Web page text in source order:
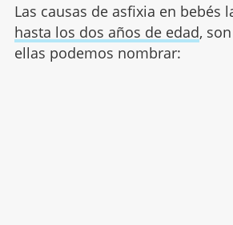
Las causas de asfixia en bebés
hasta los dos años de edad,
ellas podemos nombrar: